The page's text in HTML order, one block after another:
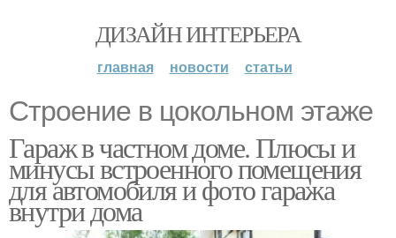
ДИЗАЙН ИНТЕРЬЕРА
главная новости статьи
Строение в цокольном этаже
Гараж в частном доме. Плюсы и
минусы встроенного помещения
для автомобиля и фото гаража
внутри дома